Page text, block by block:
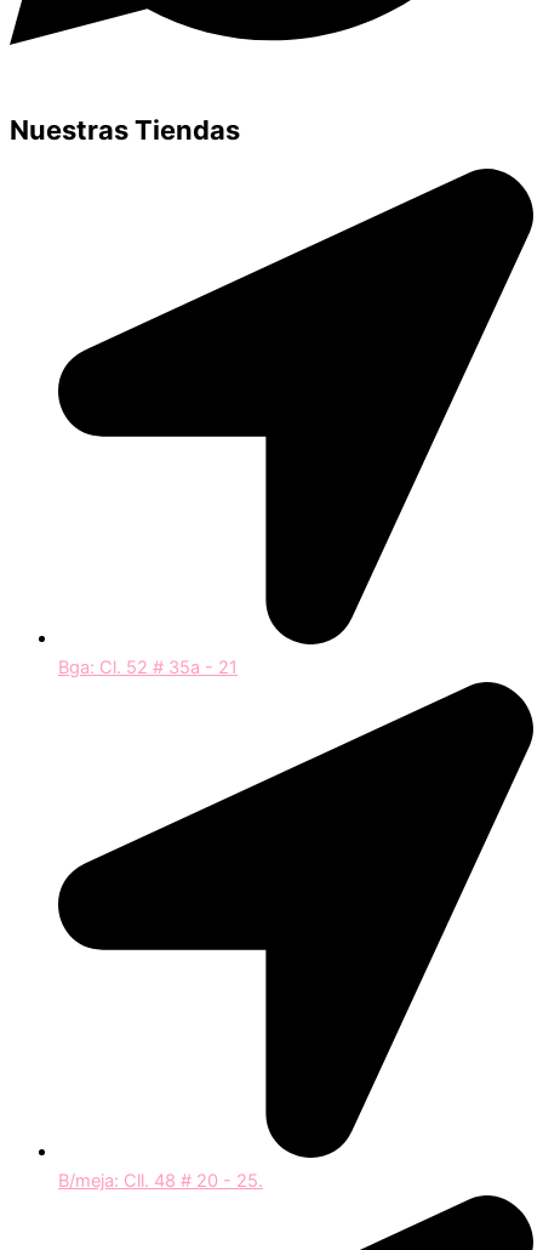
Nuestras Tiendas
Bga: Cl. 52 # 35a - 21
B/meja: Cll. 48 # 20 - 25.